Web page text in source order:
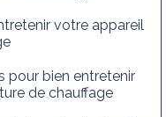
votre appareil
pour bien entretenir
de chauffage